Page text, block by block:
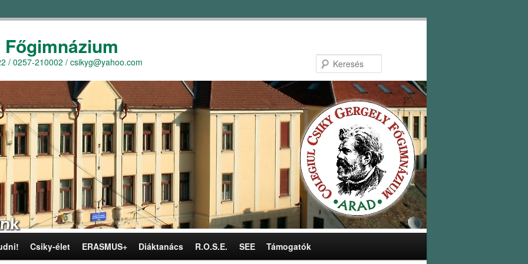
/ 0257-210002 / csikyg@yahoo.com
Csiky-élet ERASMUS+ Diáktanács R.O.S.E. SEE Támogatók